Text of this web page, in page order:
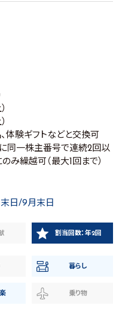
体験ギフトなどと交換可
同一株主番号で連続2回以
み繰越可（最大1回まで）
日/9月末日
割当回数：年2回
暮らし
乗り物